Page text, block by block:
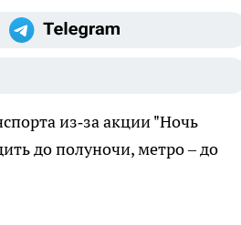
из‑за акции "Ночь
до полуночи, метро – до